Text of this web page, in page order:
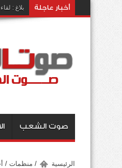
أخبار عاجلة بلاغ :
صوت الشعب
الرئيسية / منظمات /